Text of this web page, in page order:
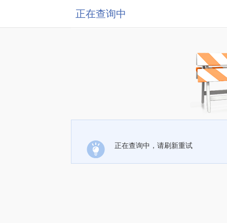
正在查询中
正在查询中，请刷新重试